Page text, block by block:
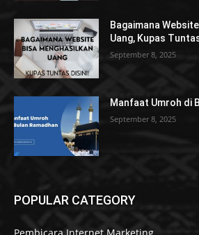
Bagaimana
Uang, Kupas
September 8, 2025
Manfaat Umroh di
September 8, 2025
POPULAR CATEGORY
Pembicara Internet Marketing